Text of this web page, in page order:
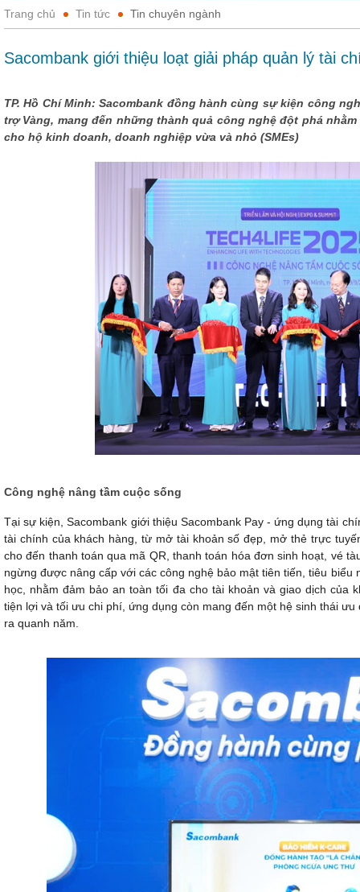
Trang chủ Tin tức Tin chuyên ngành
Sacombank giới thiệu loạt giải pháp quản lý tài
TP. Hồ Chí Minh: Sacombank đồng hành cùng sự kiện công
trợ Vàng, mang đến những thành quả công nghệ đột phá
cho hộ kinh doanh, doanh nghiệp vừa và nhỏ (SMEs)
Công nghệ nâng tầm cuộc sống
Tại sự kiện, Sacombank giới thiệu Sacombank Pay - ứng dụng tài
tài chính của khách hàng, từ mở tài khoản số đẹp, mở thẻ trực
cho đến thanh toán qua mã QR, thanh toán hóa đơn sinh hoạt, vé
ngừng được nâng cấp với các công nghệ bảo mật tiên tiến, tiêu
học, nhằm đảm bảo an toàn tối đa cho tài khoản và giao dịch của
tiện lợi và tối ưu chi phí, ứng dụng còn mang đến một hệ sinh thái
ra quanh năm.